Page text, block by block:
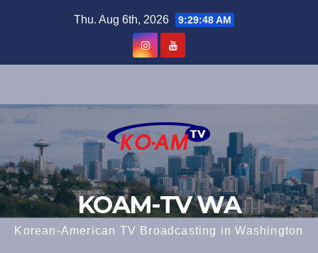
Thu. Aug 6th, 2026 9:29:49 AM
KOAM-TV WA
Korean-American TV Broadcasting in Washington